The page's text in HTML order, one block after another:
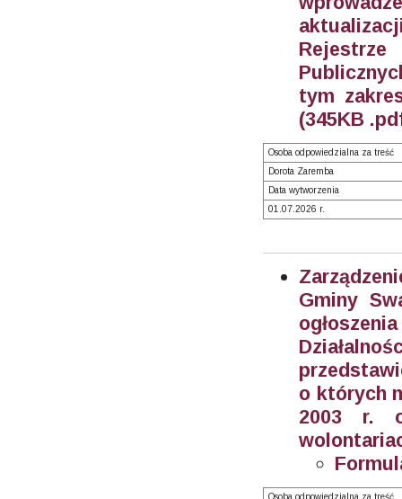
tym
(345KB
Osoba odpowiedzialna za treść
Dorota Zaremba
Data wytworzenia
01.07.2026 r.
Gminy
o których
2003 r.
Osoba odpowiedzialna za treść